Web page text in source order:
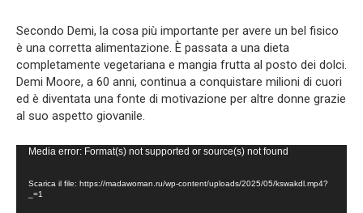
Secondo Demi, la cosa più importante per avere un bel fisico
è una corretta alimentazione. È passata a una dieta
completamente vegetariana e mangia frutta al posto dei dolci.
Demi Moore, a 60 anni, continua a conquistare milioni di cuori
ed è diventata una fonte di motivazione per altre donne grazie
al suo aspetto giovanile.
Video
Media error: Format(s) not supported or source(s) not found
Scarica il file: https://madawoman.ru/wp-content/uploads/2025/05/kswakdl.mp4?
_=1